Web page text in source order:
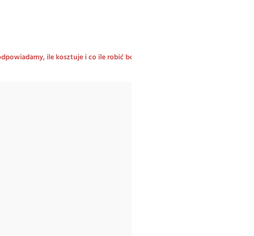
ile kosztuje i co ile robić botoks na włosy